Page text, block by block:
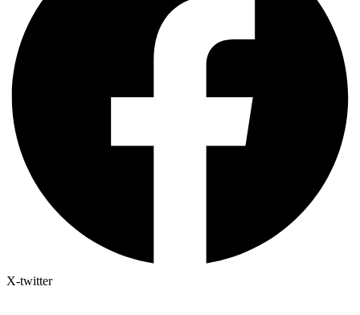
X-twitter